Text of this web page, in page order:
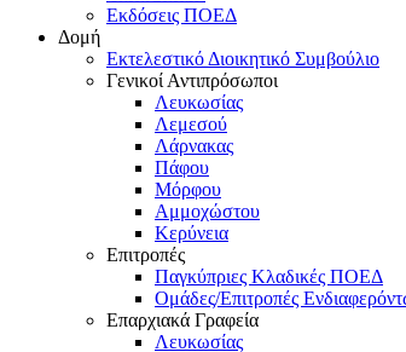
Εκδόσεις ΠΟΕΔ
Δομή
Εκτελεστικό Διοικητικό Συμβούλιο
Γενικοί Αντιπρόσωποι
Λευκωσίας
Λεμεσού
Λάρνακας
Πάφου
Μόρφου
Αμμοχώστου
Κερύνεια
Επιτροπές
Παγκύπριες Κλαδικές ΠΟΕΔ
Ομάδες/Επιτροπές
Επαρχιακά Γραφεία
Λευκωσίας